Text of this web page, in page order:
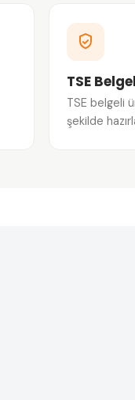
TSE
TSE belgeli
şekilde